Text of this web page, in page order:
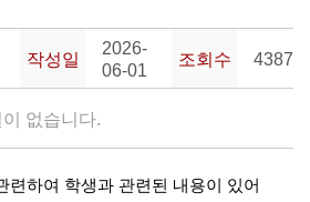
작성일
2026-
06-01
조회수 4387
없습니다.
련하여 학생과 관련된 내용이 있어